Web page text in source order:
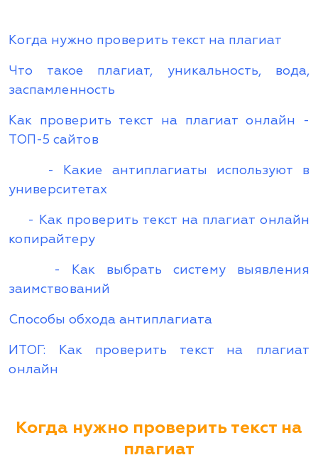
Когда нужно проверить текст на плагиат
Что такое плагиат, уникальность, вода,
заспамленность
Как проверить текст на плагиат онлайн -
ТОП-5 сайтов
- Какие антиплагиаты используют в
университетах
- Как проверить текст на плагиат онлайн
копирайтеру
- Как выбрать систему выявления
заимствований
Способы обхода антиплагиата
ИТОГ: Как проверить текст на плагиат
онлайн
Когда нужно проверить текст на
плагиат